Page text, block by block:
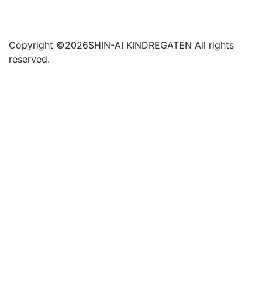
Copyright ©2026SHIN-AI KINDREGATEN All rights
reserved.